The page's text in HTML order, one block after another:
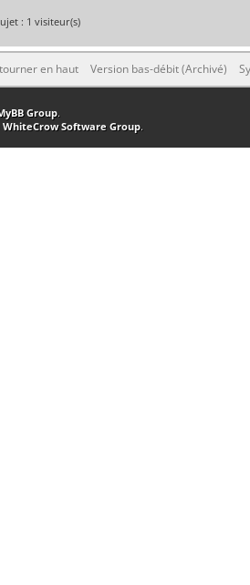
: 1 visiteur(s)
en haut Version bas-débit (Archivé)
Group.
WhiteCrow Software Group.